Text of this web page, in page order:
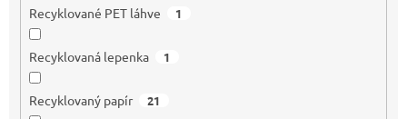
Recyklované PET láhve 1
Recyklovaná lepenka 1
Recyklovaný papír 21